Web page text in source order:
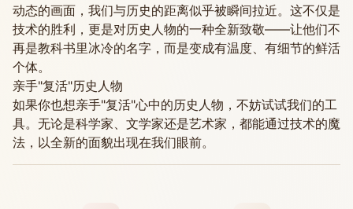
动态的画面，我们与历史的距离似乎被瞬间拉近。这不仅是
技术的胜利，更是对历史人物的一种全新致敬——让他们不
再是教科书里冰冷的名字，而是变成有温度、有细节的鲜活
个体。
亲手"复活"历史人物
如果你也想亲手"复活"心中的历史人物，不妨试试我们的工
具。无论是科学家、文学家还是艺术家，都能通过技术的魔
法，以全新的面貌出现在我们眼前。